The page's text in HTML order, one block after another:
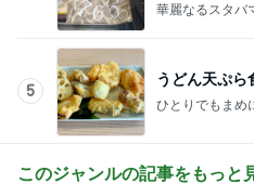
華麗なるスタバ
5
うどん天ぷら
ひとりでもまめ
このジャンルの記事をもっと